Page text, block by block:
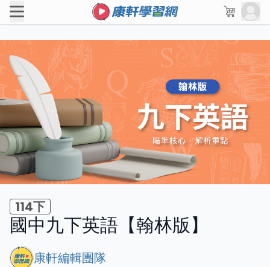
114下
國中九下英語【翰林版】
康軒編輯團隊